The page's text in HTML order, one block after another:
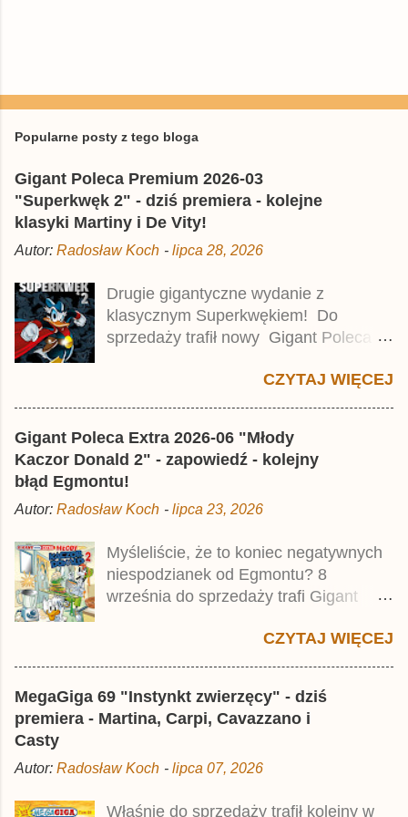
Popularne posty z tego bloga
Gigant Poleca Premium 2026-03
"Superkwęk 2" - dziś premiera - kolejne
klasyki Martiny i De Vity!
Autor: Radosław Koch - lipca 28, 2026
Drugie gigantyczne wydanie z
klasycznym Superkwękiem! Do
sprzedaży trafił nowy Gigant Poleca
Jest to kolejny 624-stronicowy tom z
najstarszymi historiami o kaczym
wynosi 49,99 zł i zamówicie go także z
rabatem na Egmont.pl . Za przekład
odpowiadał Jacek Drewnowski.
Publikacja jest przedrukiem drugiego
Taschenbuch Phantomias Collection ,
który trafił do sprzedaży pod koniec
2025 roku.
CZYTAJ WIĘCEJ
Gigant Poleca Extra 2026-06 "Młody
Kaczor Donald 2" - zapowiedź - kolejny
błąd Egmontu!
Autor: Radosław Koch - lipca 23, 2026
Myśleliście, że to koniec negatywnych
niespodzianek od Egmontu? 8
września do sprzedaży trafi Gigant
Jednak wbrew temu, na co wskazuje
nazwa tomu, nie będzie to przedruk
młodego Kaczora Donalda i jego
przyjaciół, lecz prawdopodobnie znajdą
Publikacja będzie liczyła ok. 360 stron i
CZYTAJ WIĘCEJ
MegaGiga 69 "Instynkt zwierzęcy" - dziś
premiera - Martina, Carpi, Cavazzano i
Casty
Autor: Radosław Koch - lipca 07, 2026
Właśnie do sprzedaży trafił kolejny w